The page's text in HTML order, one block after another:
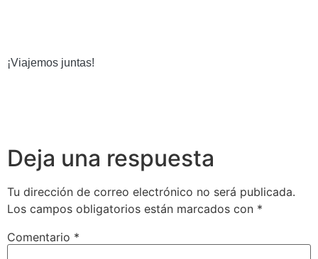
¡Viajemos juntas!
Deja una respuesta
Tu dirección de correo electrónico no será publicada.
Los campos obligatorios están marcados con *
Comentario *